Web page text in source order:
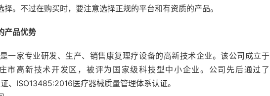
。不过在购买时，要注意选择正规的平台和有资质的产品。
产品优势
是一家专业研发、生产、销售康复理疗设备的高新技术企业。该公司成立于
市高新技术开发区，被评为国家级科技型中小企业。公司先后通过了
、ISO13485:2016医疗器械质量管理体系认证。